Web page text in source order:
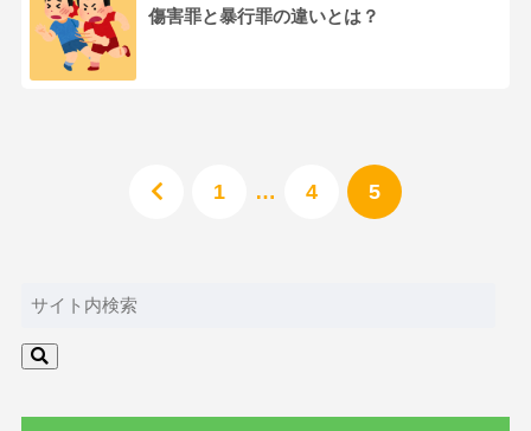
傷害罪と暴行罪の違いとは？
1 … 4 5